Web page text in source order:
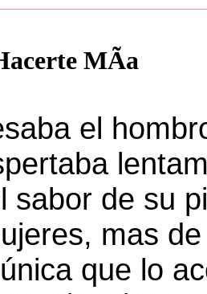
MÃ­a
el
sabor de su
mas
que lo